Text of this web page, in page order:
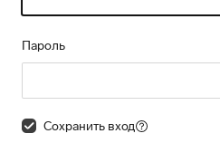
Пароль
Сохранить вход